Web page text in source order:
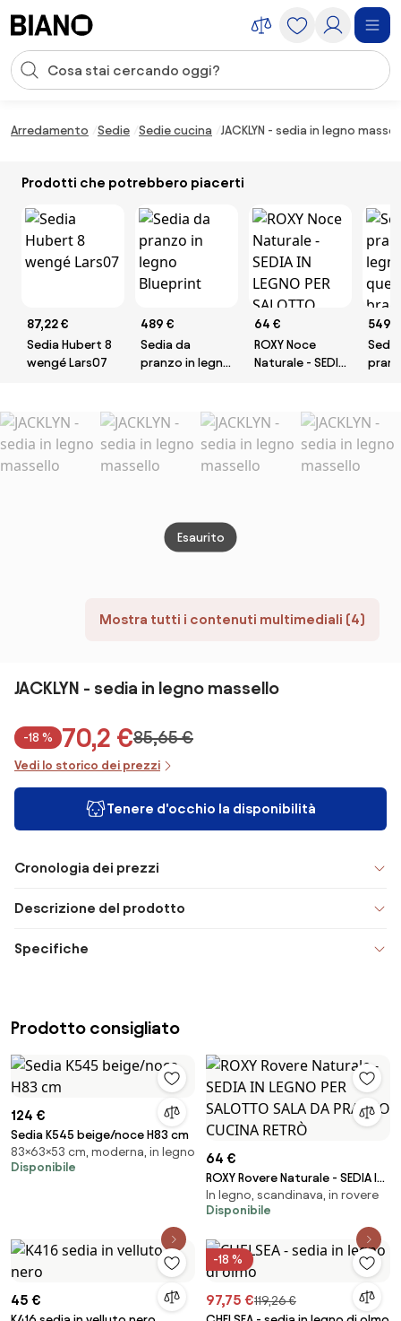
Input della ricerca
Arredamento Sedie Sedie cucina JACKLYN - sedia in legno
Prodotti che potrebbero piacerti
87,22 €
Sedia Hubert 8
wengé Lars07
489 €
Sedia da
pranzo in legno
64 €
ROXY Noce
Naturale - SEDIA
DA PRANZO
CUCINA RETRÒ
549 €
Mostra tutti i contenuti multimediali (4)
Esaurito
JACKLYN - sedia in legno massello
-18 % 70,2 €85,65 €
Vedi lo storico dei prezzi
Tenere d'occhio la disponibilità
Cronologia dei prezzi
Descrizione del prodotto
Specifiche
Prodotto consigliato
124 €
Sedia K545 beige/noce H83 cm
83×63×53 cm, moderna, in legno
Disponibile
64 €
ROXY Rovere Naturale - SEDIA IN
LEGNO PER SALOTTO SALA DA
PRANZO CUCINA RETRÒ
In legno, scandinava, in rovere
Disponibile
45 €
-18 %
97,75 €119,26 €